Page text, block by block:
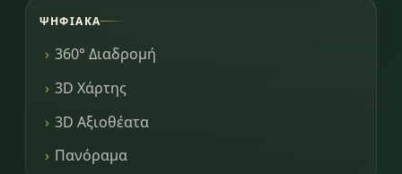
ΨΗΦΙΑΚΆ
360° Διαδρομή
3D Χάρτης
3D Αξιοθέατα
Πανόραμα